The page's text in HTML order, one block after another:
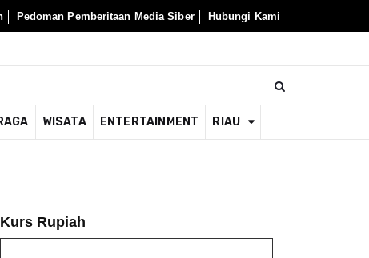
Pedoman Pemberitaan Media Siber Hubungi Kami
WISATA ENTERTAINMENT RIAU
Kurs Rupiah